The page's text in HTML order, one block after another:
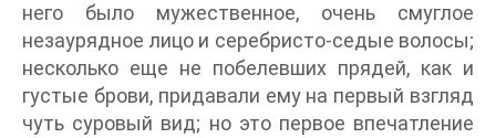
него было мужественное, очень смуглое
незаурядное лицо и серебристо-седые волосы;
несколько еще не побелевших прядей, как и
густые брови, придавали ему на первый взгляд
чуть суровый вид; но это первое впечатление